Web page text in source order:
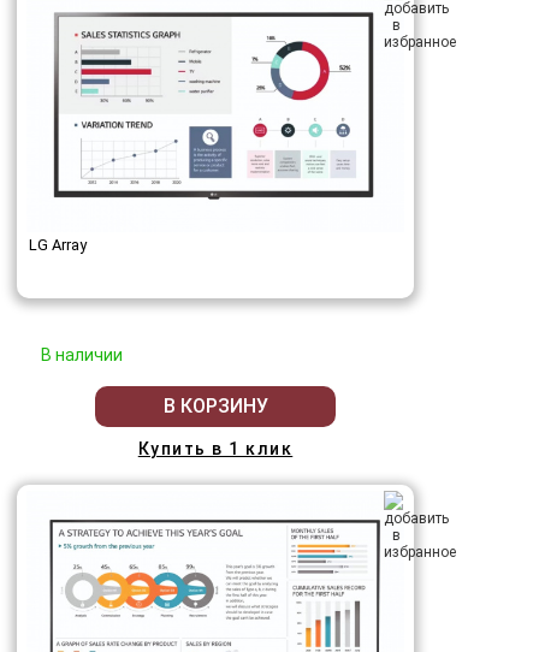
LG Array
В наличии
В КОРЗИНУ
Купить в 1 клик